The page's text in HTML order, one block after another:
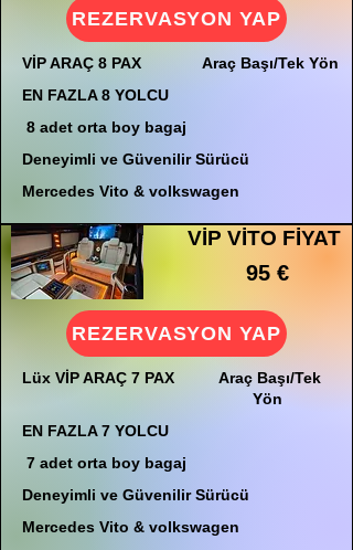
REZERVASYON YAP
VİP ARAÇ 8 PAX
Araç Başı/Tek Yön
EN FAZLA 8 YOLCU
8 adet orta boy bagaj
Deneyimli ve Güvenilir Sürücü
Mercedes Vito & volkswagen
VİP VİTO FİYAT
95 €
REZERVASYON YAP
Lüx VİP ARAÇ 7 PAX
Araç Başı/Tek
Yön
EN FAZLA 7 YOLCU
7 adet orta boy bagaj
Deneyimli ve Güvenilir Sürücü
Mercedes Vito & volkswagen